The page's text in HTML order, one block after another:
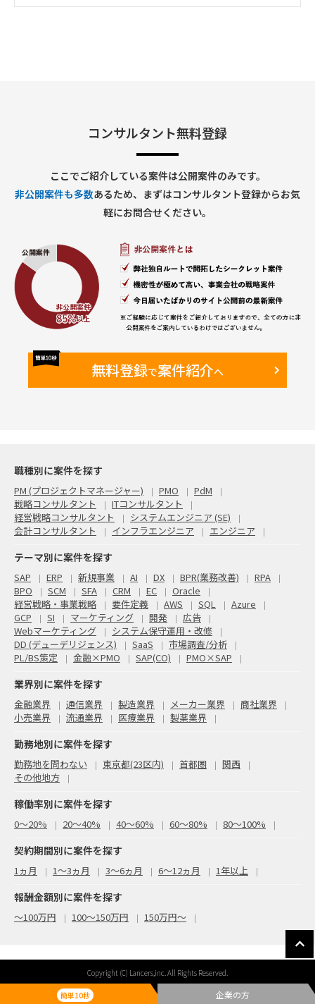
・CSV（Computerized System Validation）：システムマネ
・医療機器業界に精通したメンバはすでにアサイン済
〇 実施内容
ステップ1：概念設計
・現状業務・課題整理
・対象範囲・優先順位の決定
・RFP作成
・1次評価
ステップ3：PoC実施
・ベンダーデモ＆机上評価
・PoCの企画・実施
・標準機能でのFit to Standard評価
ステップ4：導入システム決定
・標準機能 or カスタマイズ検討
・導入システム決定
ステップ5：To-Be像作成
・Fit to Standardを前提とした業務フロー検討
・業務標準化の方針決定
・テーマディスカッションのファシリテーション
・成果物作成
など
■ 条件
・想定期間：2026年4月 ～2026年6月 ※初回契約
・基本リモート（群馬・愛媛への現地訪問の可能性あり（適
時）)
コンサルタント無料登録
ここでご紹介している案件は公開案件のみです。
非公開案件も多数あるため、まずはコンサルタント登録からお気
軽にお問合せください。
無料登録で案件紹介へ
職種別に案件を探す
PM (プロジェクトマネージャー) PMO
PdM
戦略コンサルタント
ITコンサルタント
経営戦略コンサルタント
システムエンジニア (SE)
会計コンサルタント
インフラエンジニア エンジニア
テーマ別に案件を探す
SAP ERP 新規事業 AI DX BPR(業務改善)
RPA
BPO
SCM SFA CRM EC
Oracle
経営戦略・事業戦略
要件定義 AWS SQL
Azure
GCP
SI マーケティング 開発
広告
Webマーケティング
システム保守運用・改修
DD (デューデリジェンス)
SaaS
市場調査/分析
PL/BS策定
金融×PMO SAP(CO) PMO×SAP
業界別に案件を探す
金融業界 通信業界 製造業界 メーカー業界
商社業界
小売業界
流通業界 医療業界 製薬業界
勤務地別に案件を探す
勤務地を問わない 東京都(23区内) 首都圏
関西
その他地方
稼働率別に案件を探す
0〜20% 20〜40% 40〜60% 60〜80% 80〜100%
契約期間別に案件を探す
1ヵ月 1～3ヵ月 3～6ヵ月 6～12ヵ月 1年以上
報酬金額別に案件を探す
〜100万円 100〜150万円 150万円〜
Copyright (C) Lancers,inc. All Rights Reserved.
簡単10秒
企業の方